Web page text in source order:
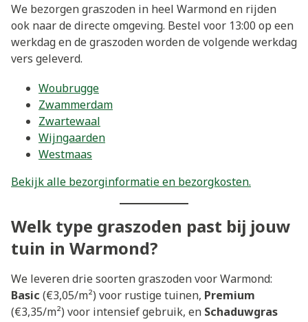
We bezorgen graszoden in heel Warmond en rijden
ook naar de directe omgeving. Bestel voor 13:00 op een
werkdag en de graszoden worden de volgende werkdag
vers geleverd.
Woubrugge
Zwammerdam
Zwartewaal
Wijngaarden
Westmaas
Bekijk alle bezorginformatie en bezorgkosten.
Welk type graszoden past bij jouw
tuin in Warmond?
We leveren drie soorten graszoden voor Warmond:
Basic (€3,05/m²) voor rustige tuinen, Premium
(€3,35/m²) voor intensief gebruik, en Schaduwgras